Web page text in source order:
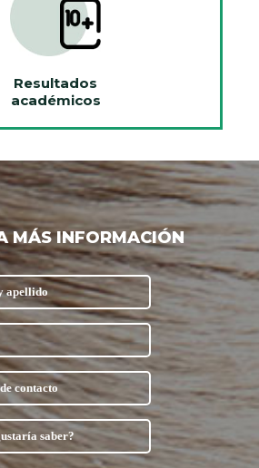
Resultados
académicos
MÁS INFORMACIÓN